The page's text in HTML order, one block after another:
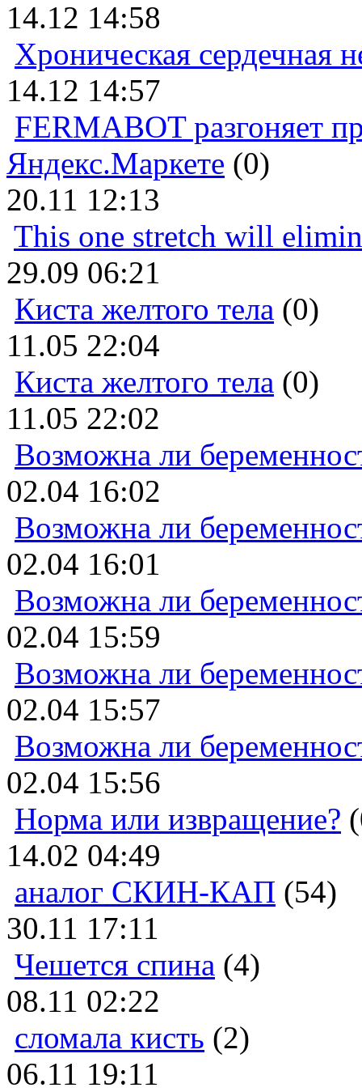
14.12 14:58
Хроническая сердечная
14.12 14:57
FERMABOT разгоняет
Яндекс.Маркете (0)
20.11 12:13
This one stretch will
29.09 06:21
Киста желтого тела (0)
11.05 22:04
Киста желтого тела (0)
11.05 22:02
Возможна ли
02.04 16:02
Возможна ли
02.04 16:01
Возможна ли
02.04 15:59
Возможна ли
02.04 15:57
Возможна ли
02.04 15:56
Норма или извращение?
14.02 04:49
аналог СКИН-КАП (54)
30.11 17:11
Чешется спина (4)
08.11 02:22
сломала кисть (2)
06.11 19:11